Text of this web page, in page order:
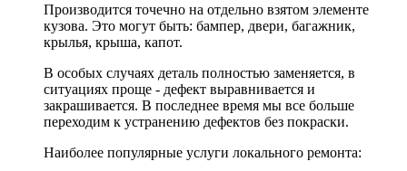
Производится точечно на отдельно взятом элементе
кузова. Это могут быть: бампер, двери, багажник,
крылья, крыша, капот.
В особых случаях деталь полностью заменяется, в
ситуациях проще - дефект выравнивается и
закрашивается. В последнее время мы все больше
переходим к устранению дефектов без покраски.
Наиболее популярные услуги локального ремонта: